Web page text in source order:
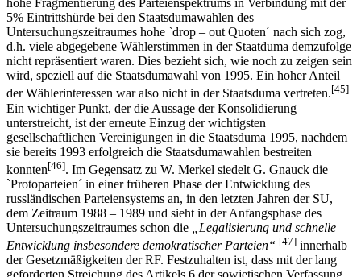
hohe Fragmentierung des Parteienspektrums in Verbindung mit der
5% Eintrittshürde bei den Staatsdumawahlen des
Untersuchungszeitraumes hohe `drop – out Quoten´ nach sich zog,
d.h. viele abgegebene Wählerstimmen in der Staatduma demzufolge
nicht repräsentiert waren. Dies bezieht sich, wie noch zu zeigen sein
wird, speziell auf die Staatsdumawahl von 1995. Ein hoher Anteil
der Wählerinteressen war also nicht in der Staatsduma vertreten.[45]
Ein wichtiger Punkt, der die Aussage der Konsolidierung
unterstreicht, ist der erneute Einzug der wichtigsten
gesellschaftlichen Vereinigungen in die Staatsduma 1995, nachdem
sie bereits 1993 erfolgreich die Staatsdumawahlen bestreiten
konnten[46]. Im Gegensatz zu W. Merkel siedelt G. Gnauck die
`Protoparteien´ in einer früheren Phase der Entwicklung des
russländischen Parteiensystems an, in den letzten Jahren der SU,
dem Zeitraum 1988 – 1989 und sieht in der Anfangsphase des
Untersuchungszeitraumes schon die
„Legalisierung und schnelle
Entwicklung insbesondere demokratischer Parteien“ [47] innerhalb
der Gesetzmäßigkeiten der RF. Festzuhalten ist, dass mit der lang